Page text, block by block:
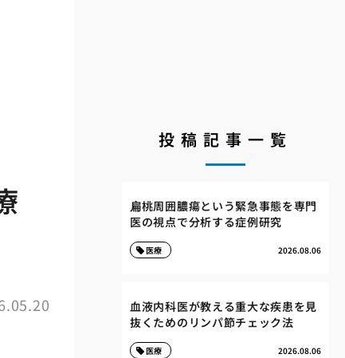
投稿記事一覧
扁桃周囲膿瘍という緊急事態を専門
医の視点で分析する症例研究
2026.08.06
医療
血液内科医が教える重大な疾患を見
抜くためのリンパ節チェック法
2026.08.06
医療